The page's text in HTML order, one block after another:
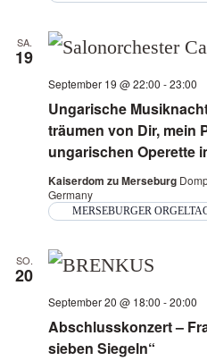
SA.
19
Ungarische
träumen von Dir, mein
ungarischen Operette
September 19 @ 22:00 -23:00
Kaiserdom zu Merseburg
Germany
MERSEBURGER
SO.
20
Abschlusskonzert –
sieben Siegeln“
September 20 @ 18:00 -20:00